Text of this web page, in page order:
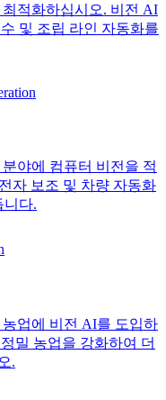
적화하십시오. 비전 AI
및 조립 라인 자동화를
야에 컴퓨터 비전을 적
자 보조 및 차량 자동화
니다.
업에 비전 AI를 도입하
밀 농업을 강화하여 더
.